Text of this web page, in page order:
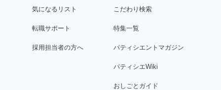
気になるリスト
転職サポート
採用担当者の方へ
こだわり検索
特集一覧
パティシエントマガジン
パティシエWiki
おしごとガイド